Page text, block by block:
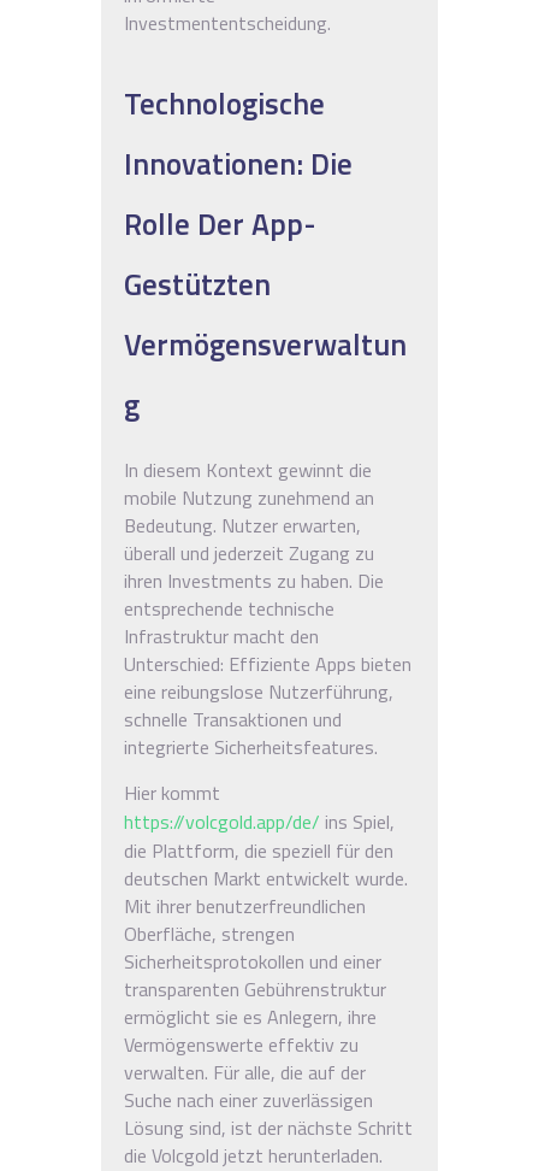
Investmententscheidung.
Technologische
Innovationen: Die
Rolle Der App-
Gestützten
Vermögensverwaltun
G
In diesem Kontext gewinnt die
mobile Nutzung zunehmend an
Bedeutung. Nutzer erwarten,
überall und jederzeit Zugang zu
ihren Investments zu haben. Die
entsprechende technische
Infrastruktur macht den
Unterschied: Effiziente Apps bieten
eine reibungslose Nutzerführung,
schnelle Transaktionen und
integrierte Sicherheitsfeatures.
Hier kommt
https://volcgold.app/de/ ins Spiel,
die Plattform, die speziell für den
deutschen Markt entwickelt wurde.
Mit ihrer benutzerfreundlichen
Oberfläche, strengen
Sicherheitsprotokollen und einer
transparenten Gebührenstruktur
ermöglicht sie es Anlegern, ihre
Vermögenswerte effektiv zu
verwalten. Für alle, die auf der
Suche nach einer zuverlässigen
Lösung sind, ist der nächste Schritt
die Volcgold jetzt herunterladen.